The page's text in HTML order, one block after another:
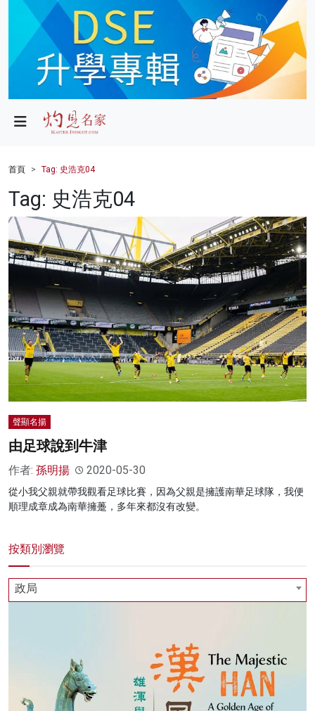
政局
財經
健康
商業
影片
名家榜
灼見活動
關於我們
首頁 Tag: 史浩克04
Tag: 史浩克04
聲顯名揚
由足球說到牛津
作者: 孫明揚 2020-05-30
從小我父親就帶我觀看足球比賽，因為父親是擁護南華足球隊，我便
順理成章成為南華擁躉，多年來都沒有改變。
按類別瀏覽
政局